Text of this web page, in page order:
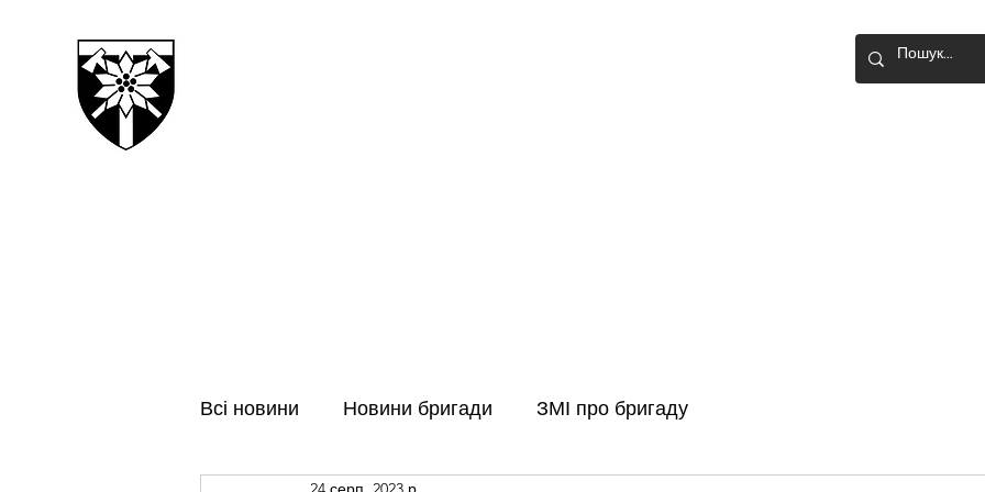
Всі новини Новини бригади ЗМІ про бригаду